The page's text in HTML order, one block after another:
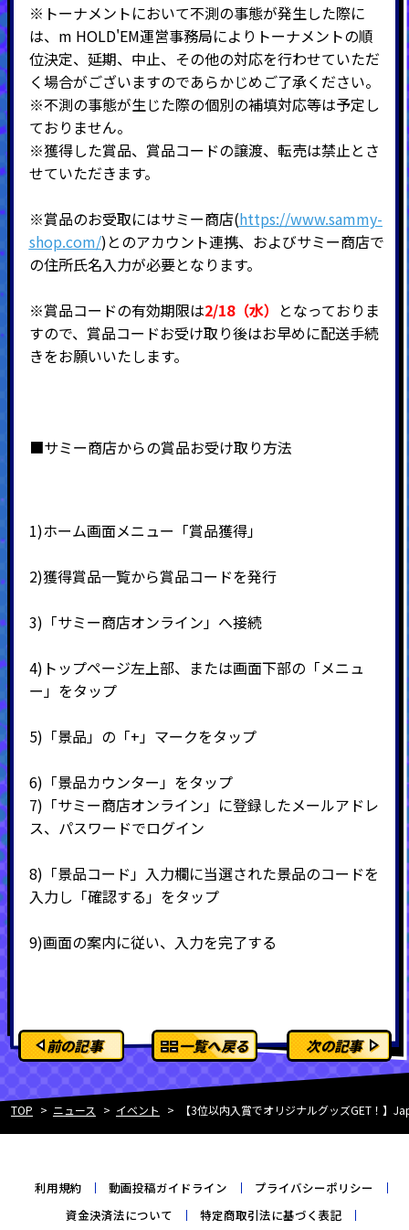
※トーナメントにおいて不測の事態が発生した際に
は、m HOLD'EM運営事務局によりトーナメントの順
位決定、延期、中止、その他の対応を行わせていただ
く場合がございますのであらかじめご了承ください。
※不測の事態が生じた際の個別の補填対応等は予定し
ておりません。
※獲得した賞品、賞品コードの譲渡、転売は禁止とさ
せていただきます。
※賞品のお受取にはサミー商店(https://www.sammy-
shop.com/)とのアカウント連携、およびサミー商店で
の住所氏名入力が必要となります。
※賞品コードの有効期限は2/18（水） となっておりま
すので、賞品コードお受け取り後はお早めに配送手続
きをお願いいたします。
■サミー商店からの賞品お受け取り方法
1)ホーム画面メニュー「賞品獲得」
2)獲得賞品一覧から賞品コードを発行
3) 「サミー商店オンライン」へ接続
4) トップページ左上部、または画面下部の「メニュ
ー」をタップ
5) 「景品」の「+ 」マークをタップ
6) 「景品カウンター」をタップ
7) 「サミー商店オンライン」に登録したメールアドレ
ス、パスワードでログイン
8) 「景品コード」入力欄に当選された景品のコードを
入力し「確認する」をタップ
9)画面の案内に従い、入力を完了する
前の記事 一覧へ戻る 次の記事
TOP ニュース イベント 【3位以内入賞でオリジナルグッズGET！】
利用規約 動画投稿ガイドライン
プライバシーポリシー
資金決済法について
特定商取引法に基づく表記